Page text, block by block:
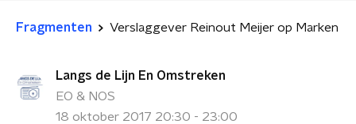
Fragmenten Verslaggever Reinout Meijer op Marken
Langs de Lijn En Omstreken
EO & NOS
18 oktober 2017 20:30 - 23:00